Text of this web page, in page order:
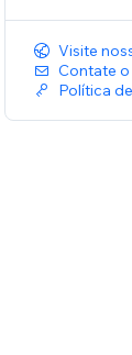
Visite
Contate
Política